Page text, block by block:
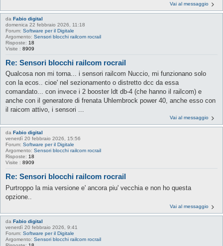
Vai al messaggio
da Fabio digital
domenica 22 febbraio 2026, 11:18
Forum: Software per il Digitale
Argomento: Sensori blocchi railcom rocrail
Risposte: 18
Visite : 8909
Re: Sensori blocchi railcom rocrail
Qualcosa non mi torna... i sensori railcom Nuccio, mi funzionano solo
con la ecos.. cioe' nel sezionamento o distretto dcc da essa
comandato... con invece i 2 booster ldt db-4 (che hanno il railcom) e
anche con il generatore di frenata Uhlembrock power 40, anche esso con
il raicom attivo, i sensori ...
Vai al messaggio
da Fabio digital
venerdì 20 febbraio 2026, 15:56
Forum: Software per il Digitale
Argomento: Sensori blocchi railcom rocrail
Risposte: 18
Visite : 8909
Re: Sensori blocchi railcom rocrail
Purtroppo la mia versione e' ancora piu' vecchia e non ho questa
opzione..
Vai al messaggio
da Fabio digital
venerdì 20 febbraio 2026, 9:41
Forum: Software per il Digitale
Argomento: Sensori blocchi railcom rocrail